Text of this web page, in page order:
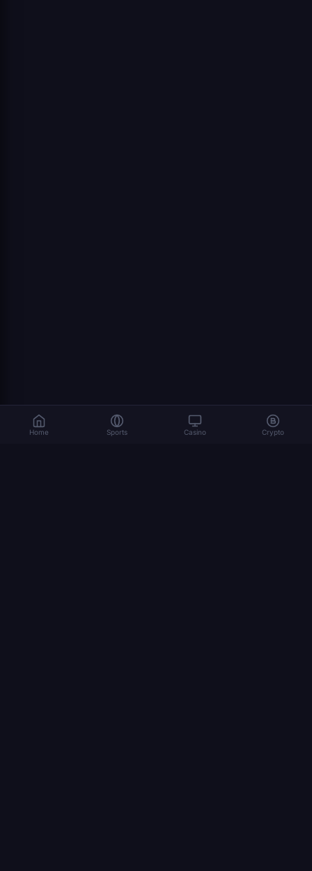
Home Sports Casino Crypto